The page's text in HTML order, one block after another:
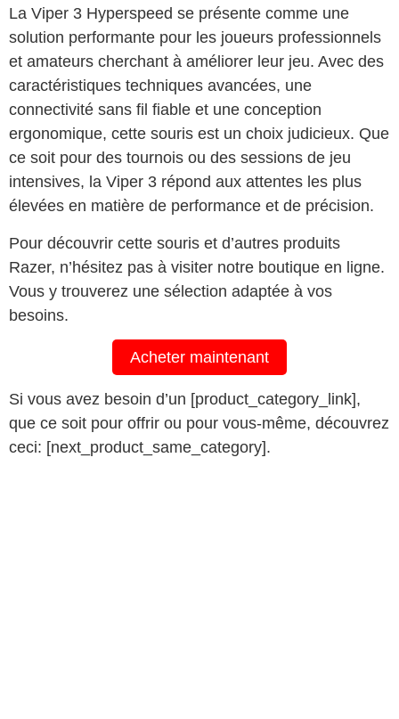
La Viper 3 Hyperspeed se présente comme une
solution performante pour les joueurs professionnels
et amateurs cherchant à améliorer leur jeu. Avec des
caractéristiques techniques avancées, une
connectivité sans fil fiable et une conception
ergonomique, cette souris est un choix judicieux. Que
ce soit pour des tournois ou des sessions de jeu
intensives, la Viper 3 répond aux attentes les plus
élevées en matière de performance et de précision.
Pour découvrir cette souris et d’autres produits
Razer, n’hésitez pas à visiter notre boutique en ligne.
Vous y trouverez une sélection adaptée à vos
besoins.
Acheter maintenant
Si vous avez besoin d’un [product_category_link],
que ce soit pour offrir ou pour vous-même, découvrez
ceci: [next_product_same_category].